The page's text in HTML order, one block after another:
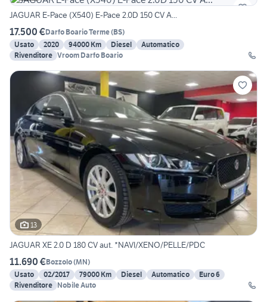
JAGUAR E-Pace (X540) E-Pace 2.0D 150 CV A...
17.500 €Darfo Boario Terme(BS)
Usato
2020 94000 Km Diesel
Automatico
Rivenditore Vroom Darfo Boario
13
JAGUAR XE 2.0 D 180 CV aut. *NAVI/XENO/PELLE/PDC
11.690 €Bozzolo(MN)
Usato
02/2017 79000 Km Diesel Automatico
Euro 6
Rivenditore Nobile Auto